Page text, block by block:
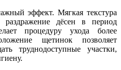
эффект. Мягкая текстура
раздражение дёсен в период
процедуру ухода более
щетинок позволяет
труднодоступные участки,